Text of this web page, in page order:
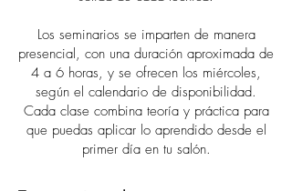
Los seminarios se imparten de manera
presencial, con una duración aproximada de
4 a 6 horas, y se ofrecen los miércoles,
según el calendario de disponibilidad.
Cada clase combina teoría y práctica para
que puedas aplicar lo aprendido desde el
primer día en tu salón.